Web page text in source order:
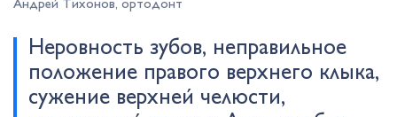
Андрей Тихонов, ортодонт
Неровность зубов, неправильное
положение правого верхнего клыка,
сужение верхней челюсти,